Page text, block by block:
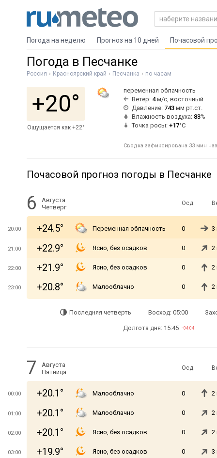
Погода на неделю Прогноз на 10 дней Почасовой
Погода в Песчанке
Россия Красноярский край Песчанка по часам
+20°
Ощущается как +22°
переменная облачность
Ветер: 4м/с, восточный
Давление: 743 мм рт.ст.
Влажность воздуха: 83%
Точка росы: +17°C
Сводка зафиксирована 33 мин
Почасовой прогноз погоды в Песчанке
6
Августа
Четверг
Осд.
20:00 +24.5° Переменная облачность 0 3
21:00 +22.9° Ясно, без осадков 0 2
22:00 +21.9° Ясно, без осадков 0 2
23:00 +20.8° Малооблачно 0 2
Последняя четверть Восход: 05:00
Долгота дня: 15:45 −04:04
7
Августа
Пятница
Осд.
00:00 +20.1° Малооблачно 0 2
01:00 +20.1° Малооблачно 0 2
02:00 +20.1° Ясно, без осадков 0 2
03:00 +19.9° Ясно, без осадков 0 3